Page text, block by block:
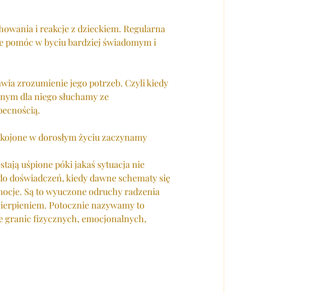
i reakcje z dzieckiem. Regularna
pomóc w byciu bardziej świadomym i
zrozumienie jego potrzeb. Czyli kiedy
dla niego słuchamy ze
w dorosłym życiu zaczynamy
uśpione póki jakaś sytuacja nie
doświadczeń, kiedy dawne schematy się
Są to wyuczone odruchy radzenia
Potocznie nazywamy to
granic fizycznych, emocjonalnych,